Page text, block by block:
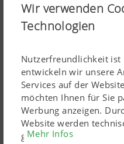
Wir verwenden
Technologien
Nutzerfreundlichkeit ist
entwickeln wir unsere
Services auf der
möchten Ihnen für Sie
Werbung anzeigen.
Website werden
gesetzt.
Mehr Infos
SERVO T 6000
Bilddownload